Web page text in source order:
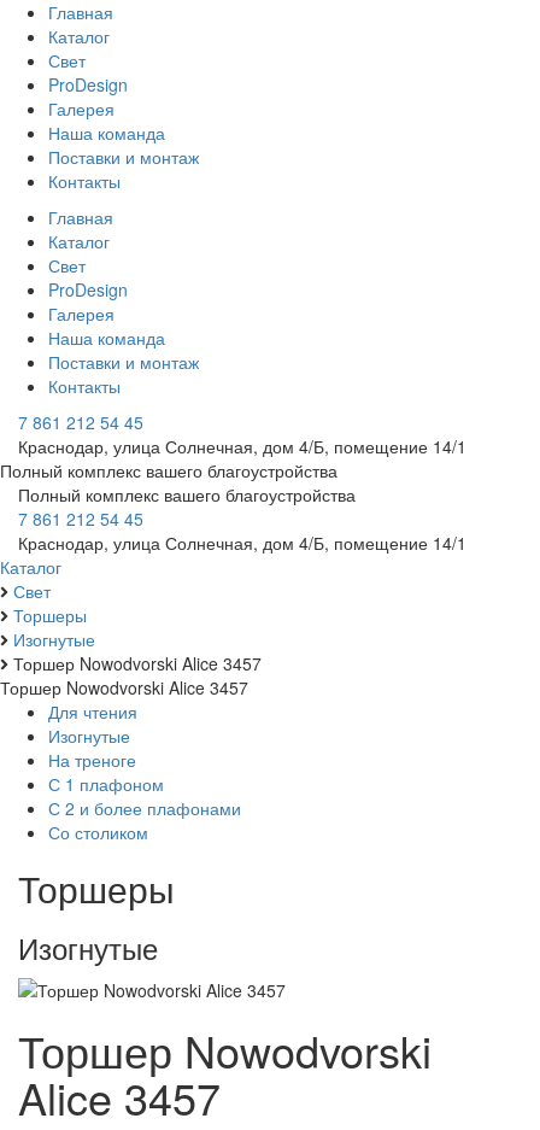
Главная
Каталог
Свет
ProDesign
Галерея
Наша команда
Поставки и монтаж
Контакты
Главная
Каталог
Свет
ProDesign
Галерея
Наша команда
Поставки и монтаж
Контакты
7 861 212 54 45
Краснодар, улица Солнечная, дом 4/Б, помещение 14/1
Полный комплекс вашего благоустройства
Полный комплекс вашего благоустройства
7 861 212 54 45
Краснодар, улица Солнечная, дом 4/Б, помещение 14/1
Каталог
Свет
Торшеры
Изогнутые
Торшер Nowodvorski Alice 3457
Торшер Nowodvorski Alice 3457
Для чтения
Изогнутые
На треноге
С 1 плафоном
С 2 и более плафонами
Со столиком
Торшеры
Изогнутые
Торшер Nowodvorski
Alice 3457